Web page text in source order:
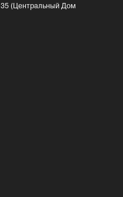
(Центральный Дом